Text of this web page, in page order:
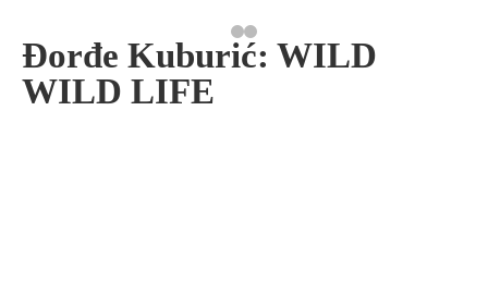
Đorđe Kuburić: WILD
WILD LIFE